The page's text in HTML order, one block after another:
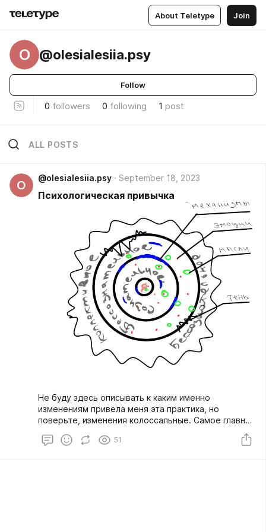
About Teletype Join
O @olesialesiia.psy
Follow
0 followers 0 following 1 post
ALL POSTS
O
@olesialesiia.psy September 18, 2023
Психологическая привычка
Не буду здесь описывать к каким именно
изменениям привела меня эта практика, но
поверьте, изменения колоссальные. Самое главное
которые я открыла в себе, выполняя эту практику.
51